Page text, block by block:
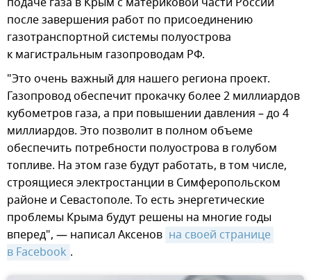
после завершения работ по присоединению
газотранспортной системы полуострова
к магистральным газопроводам РФ.
"Это очень важный для нашего региона проект.
Газопровод обеспечит прокачку более 2 миллиардов
кубометров газа, а при повышении давления – до 4
миллиардов. Это позволит в полном объеме
обеспечить потребности полуострова в голубом
топливе. На этом газе будут работать, в том числе,
строящиеся электростанции в Симферопольском
районе и Севастополе. То есть энергетические
проблемы Крыма будут решены на многие годы
вперед", — написал Аксенов на своей странице
в Facebook .